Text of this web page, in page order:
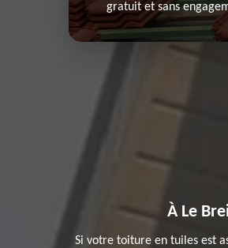
gratuit et sans
À Le
Si votre toiture en tuiles est